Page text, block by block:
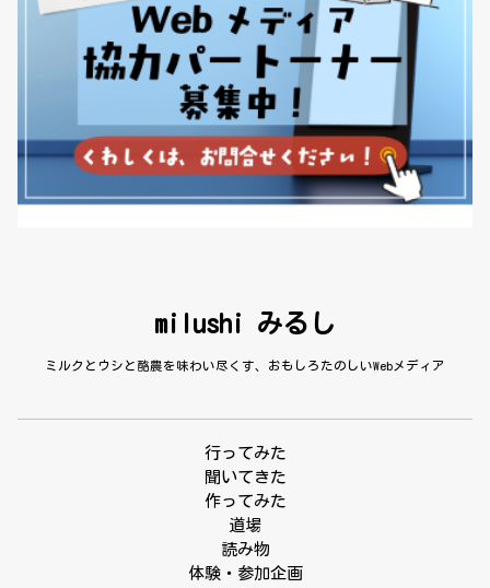
milushi みるし
ミルクとウシと酪農を味わい尽くす、おもしろたのしいWebメディア
行ってみた
聞いてきた
作ってみた
道場
読み物
体験・参加企画